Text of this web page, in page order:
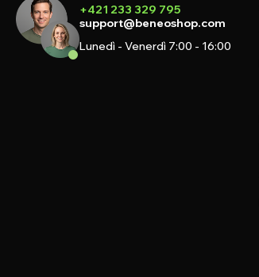
+421 233 329 795
support@beneoshop.com
Lunedì - Venerdì 7:00 - 16:00